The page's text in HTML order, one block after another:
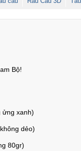
Bộ!
ửng xanh)
dẻo)
80gr)